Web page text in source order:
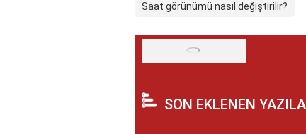
Saat görünümü nasıl değiştirilir?
SON EKLENEN